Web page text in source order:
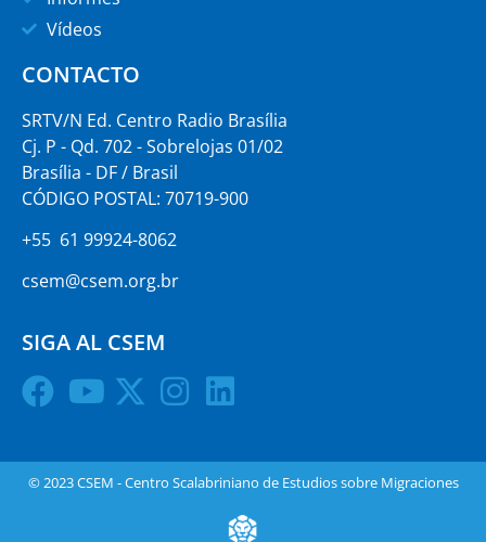
Vídeos
CONTACTO
SRTV/N Ed. Centro Radio Brasília
Cj. P - Qd. 702 - Sobrelojas 01/02
Brasília - DF / Brasil
CÓDIGO POSTAL: 70719-900
+55 61 99924-8062
csem@csem.org.br
SIGA AL CSEM
© 2023 CSEM - Centro Scalabriniano de Estudios sobre Migraciones